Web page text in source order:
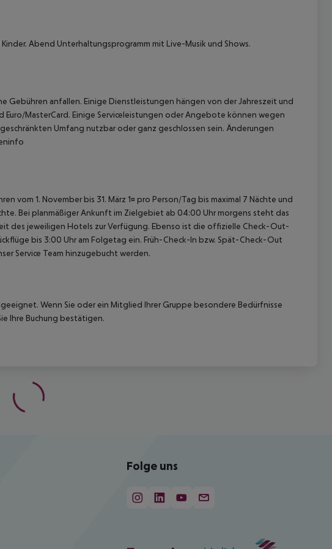
Abend Unterhaltungsprogramm mit Live-Musik und Shows.
Gebühren anfallen. Einige Dienstleistungen hängen von der Jahreszeit und
MasterCard. Einige Serviceleistungen oder Angebote können wegen
Umfang nutzbar oder ganz geschlossen sein. Änderungen
vom 1. November bis 31. März 1¤ pro Person/Tag bis maximal 7 Nächte und
Bei planmäßiger Ankunft im Zielgebiet ab 04:00 Uhr morgens steht das
des jeweiligen Hotels zur Verfügung. Ebenso ist die offizielle Check-Out-
bis 3:00 Uhr am Folgetag ein. Früh-Check-In bzw. Spät-Check-Out
Service Team hinzugebucht werden.
Wenn Sie oder ein Mitglied Ihrer Gruppe besondere Bedürfnisse
Ihre Buchung bestätigen.
Folge uns